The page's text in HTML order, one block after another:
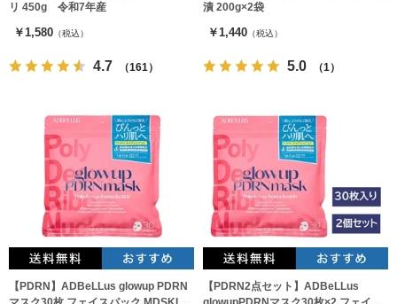
リ 450g 令和7年産
￥1,580 （税込）
4.7 （161）
漬 200g×2袋
￥1,440 （税込）
5.0 （1）
【PDRN】ADBeLLus glowup PDRN
【PDRN2点セット】ADBeLLus